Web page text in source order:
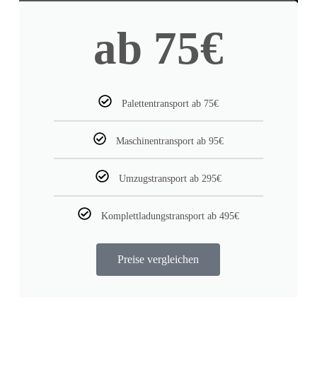
ab 75€
Palettentransport ab 75€
Maschinentransport ab 95€
Umzugstransport ab 295€
Komplettladungstransport ab 495€
Preise vergleichen